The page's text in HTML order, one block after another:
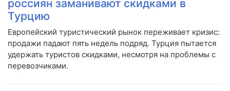
россиян заманивают скидками в
Турцию
Европейский туристический рынок переживает кризис:
продажи падают пять недель подряд. Турция пытается
удержать туристов скидками, несмотря на проблемы с
перевозчиками.